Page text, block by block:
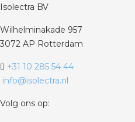
Isolectra BV
Wilhelminakade 957
3072 AP Rotterdam
+31 10 285 54 44
info@isolectra.nl
Volg ons op: